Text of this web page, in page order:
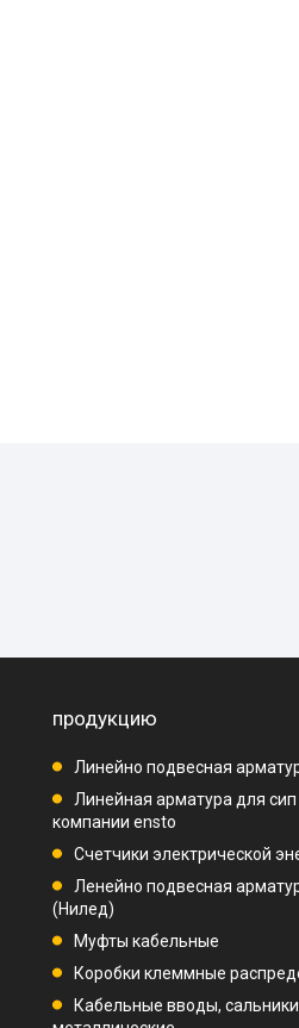
продукцию
Линейно подвесная
Линейная арматура для
компании ensto
Счетчики электрической
Ленейно подвесная
(Нилед)
Муфты кабельные
Коробки клеммные
Кабельные вводы, сальники